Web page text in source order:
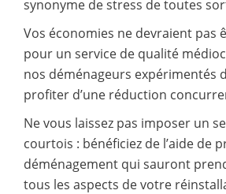
synonyme de stress de toutes
Vos économies ne devraient pas
pour un service de qualité
nos déménageurs expérimentés
profiter d’une réduction
Ne vous laissez pas imposer un
courtois : bénéficiez de l’aide de
déménagement qui sauront
tous les aspects de votre